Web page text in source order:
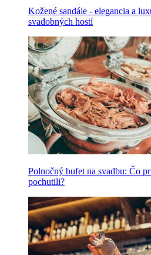
Kožené sandále - elegancia a
svadobných hostí
Polnočný bufet na svadbu: Čo
pochutili?